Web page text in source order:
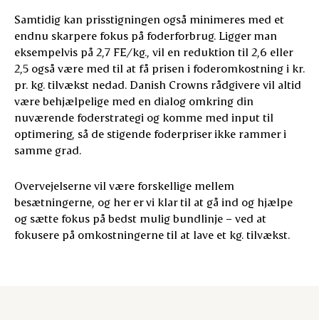
Samtidig kan prisstigningen også minimeres med et
endnu skarpere fokus på foderforbrug. Ligger man
eksempelvis på 2,7 FE/kg., vil en reduktion til 2,6 eller
2,5 også være med til at få prisen i foderomkostning i kr.
pr. kg. tilvækst nedad. Danish Crowns rådgivere vil altid
være behjælpelige med en dialog omkring din
nuværende foderstrategi og komme med input til
optimering, så de stigende foderpriser ikke rammer i
samme grad.
Overvejelserne vil være forskellige mellem
besætningerne, og her er vi klar til at gå ind og hjælpe
og sætte fokus på bedst mulig bundlinje – ved at
fokusere på omkostningerne til at lave et kg. tilvækst.